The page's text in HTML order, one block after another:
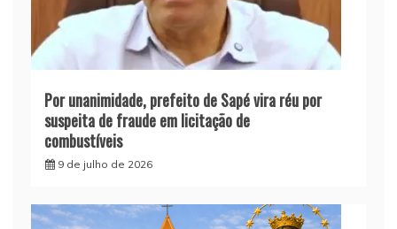
Por unanimidade, prefeito de Sapé vira réu por
suspeita de fraude em licitação de
combustíveis
9 de julho de 2026